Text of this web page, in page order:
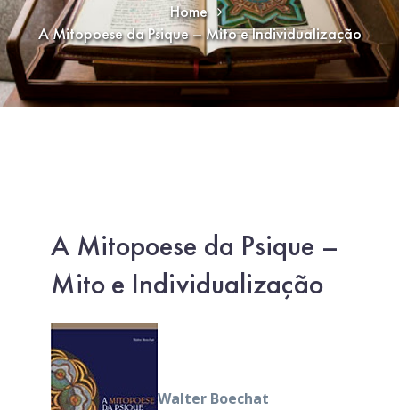
Home
A Mitopoese da Psique – Mito e Individualização
A Mitopoese da Psique –
Mito e Individualização
Walter Boechat